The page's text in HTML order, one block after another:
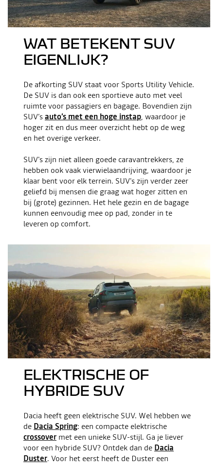
WAT BETEKENT SUV
EIGENLIJK?
De afkorting SUV staat voor Sports Utility Vehicle.
De SUV is dan ook een sportieve auto met veel
ruimte voor passagiers en bagage. Bovendien zijn
SUV’sauto’s met een hoge instap, waardoor je
hoger zit en dus meer overzicht hebt op de weg
en het overige verkeer.
SUV's zijn niet alleen goede caravantrekkers, ze
hebben ook vaak vierwielaandrijving, waardoor je
klaar bent voor elk terrein. SUV's zijn verder zeer
geliefd bij mensen die graag wat hoger zitten en
bij (grote) gezinnen. Het hele gezin en de bagage
kunnen eenvoudig mee op pad, zonder in te
leveren op comfort.
ELEKTRISCHE OF
HYBRIDE SUV
Dacia heeft geen elektrische SUV. Wel hebben we
de Dacia Spring: een compacte elektrische
crossover met een unieke SUV-stijl. Ga je liever
voor een hybride SUV? Ontdek dan de Dacia
Duster. Voor het eerst heeft de Duster een